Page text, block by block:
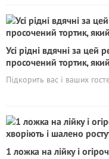
Усі рідні вдячні за цей
просочений тортик,
Підкорить вас і ваших
1 ложка на лійку і